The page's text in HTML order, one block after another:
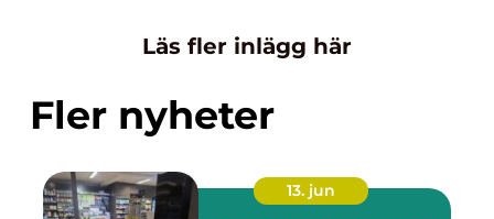
Läs fler inlägg här
Fler nyheter
13. jun